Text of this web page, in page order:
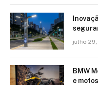
julho
BMW
e